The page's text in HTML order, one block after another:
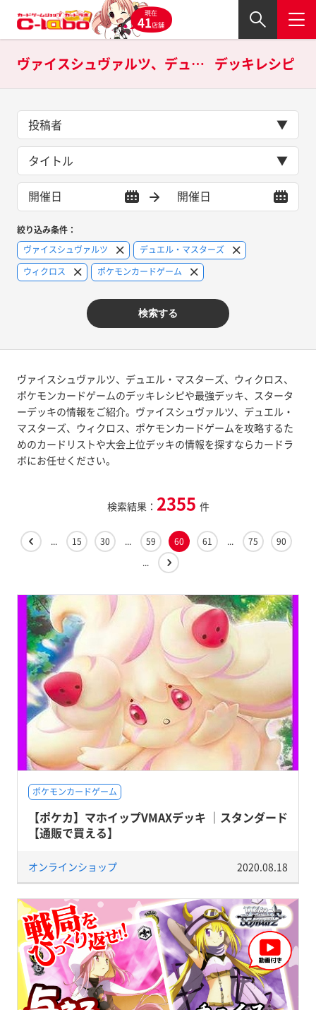
現在
41店舗
ヴァイスシュヴァルツ、デュエル・マスターズ、ウィクロス、ポケモンカードゲームの デッキレシピ
投稿者
タイトル
絞り込み条件：
ヴァイスシュヴァルツ
デュエル・マスターズ
ウィクロス
ポケモンカードゲーム
検索する
ヴァイスシュヴァルツ、デュエル・マスターズ、ウィクロス、
ポケモンカードゲームのデッキレシピや最強デッキ、スタータ
ーデッキの情報をご紹介。ヴァイスシュヴァルツ、デュエル・
マスターズ、ウィクロス、ポケモンカードゲームを攻略するた
めのカードリストや大会上位デッキの情報を探すならカードラ
ボにお任せください。
検索結果： 2355 件
... 15 30 ... 59 60 61 ... 75
90
...
ポケモンカードゲーム
【ポケカ】マホイップVMAXデッキ ｜スタンダード
【通販で買える】
オンラインショップ 2020.08.18